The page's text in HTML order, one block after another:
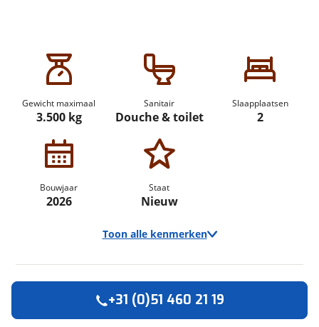
Gewicht maximaal
3.500 kg
Sanitair
Douche & toilet
Slaapplaatsen
2
Bouwjaar
2026
Staat
Nieuw
Toon alle kenmerken
+31 (0)51 460 21 19